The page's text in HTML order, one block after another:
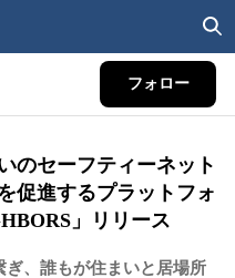
フォロー
のセーフティーネット
促進するプラットフォ
」リリース
、誰もが住まいと居場所